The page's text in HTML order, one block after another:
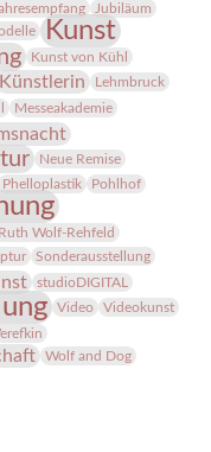
Jubiläum
Kunst
Kunst von Kühl
Künstlerin Lehmbruck
Messeakademie
Neue Remise
Phelloplastik
Pohlhof
Ruth Wolf-Rehfeld
Sonderausstellung
studioDIGITAL
Video
Videokunst
Wolf and Dog